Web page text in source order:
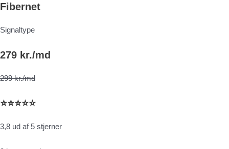
Fibernet
Signaltype
279 kr./md
299 kr./md
⭐⭐⭐⭐⭐
3,8 ud af 5 stjerner